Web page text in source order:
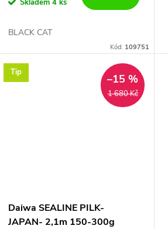
Skladem 4 ks
BLACK CAT
Kód: 109751
Tip
1 680 Kč
–15 %
Daiwa SEALINE PILK-
JAPAN- 2,1m 150-300g